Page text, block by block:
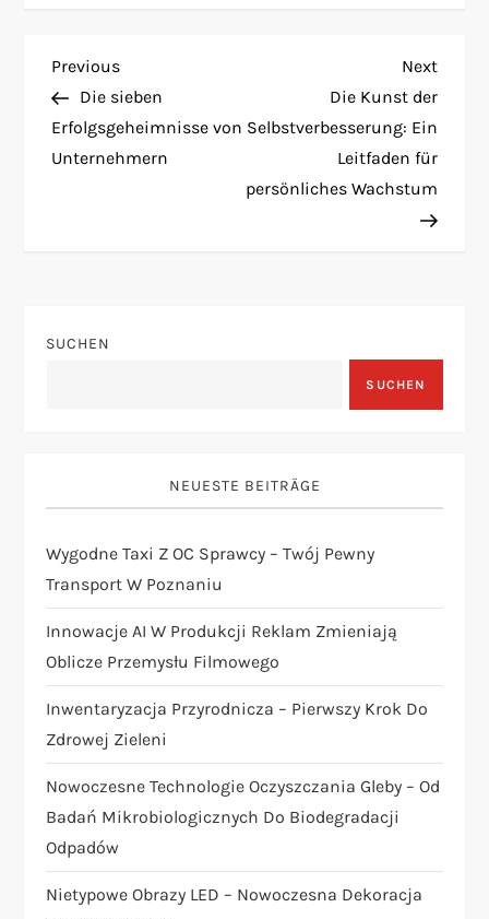
B
e
i
a
a
v
i
g
a
t
i
o
Previous
Post
Previous
Die sieben
Erfolgsgeheimnisse von
Unternehmern
Next
Post
Next
Die Kunst der
Selbstverbesserung: Ein
Leitfaden für
persönliches Wachstum
SUCHEN
SUCHEN
NEUESTE BEITRÄGE
Wygodne Taxi Z OC Sprawcy – Twój Pewny
Transport W Poznaniu
Innowacje AI W Produkcji Reklam Zmieniają
Oblicze Przemysłu Filmowego
Inwentaryzacja Przyrodnicza – Pierwszy Krok Do
Zdrowej Zieleni
Nowoczesne Technologie Oczyszczania Gleby – Od
Badań Mikrobiologicznych Do Biodegradacji
Odpadów
Nietypowe Obrazy LED – Nowoczesna Dekoracja